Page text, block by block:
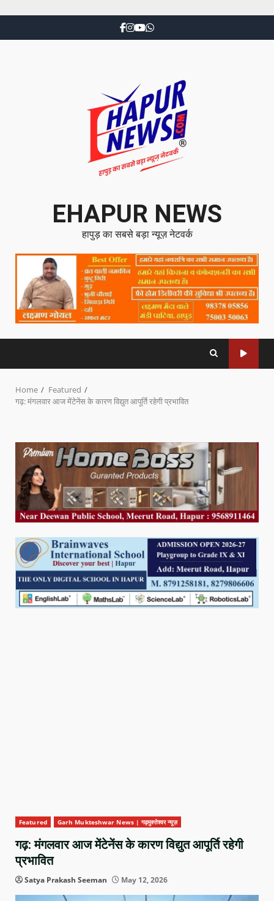
EHAPUR NEWS
हापुड़ का सबसे बड़ा न्यूज़ नेटवर्क
Home
Featured
गढ़: मंगलवार आज मेंटेनेंस के कारण विद्युत आपूर्ति रहेगी प्रभावित
Featured Garh Mukteshwar News | गढ़मुक्तेश्वर न्यूज़
गढ़: मंगलवार आज मेंटेनेंस के कारण विद्युत आपूर्ति रहेगी
प्रभावित
Satya Prakash Seeman May 12, 2026